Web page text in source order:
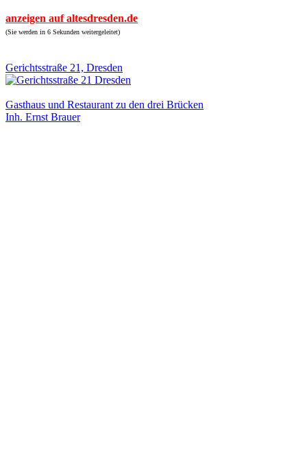
anzeigen auf altesdresden.de
(Sie werden in 6 Sekunden weitergeleitet)
Gerichtsstraße 21, Dresden
Gasthaus und Restaurant zu den drei Brücken
Inh. Ernst Brauer